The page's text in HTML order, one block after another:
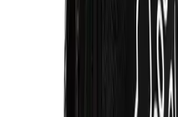
Daha fazla bilgi edinin